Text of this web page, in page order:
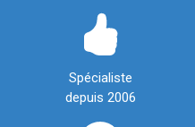
Spécialiste
depuis 2006